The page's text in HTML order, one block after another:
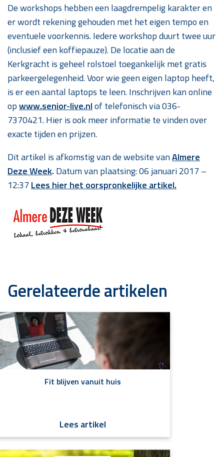
De workshops hebben een laagdrempelig karakter en
er wordt rekening gehouden met het eigen tempo en
eventuele voorkennis. Iedere workshop duurt twee uur
(inclusief een koffiepauze). De locatie aan de
Kerkgracht is geheel rolstoel toegankelijk met gratis
parkeergelegenheid. Voor wie geen eigen laptop heeft,
is er een aantal laptops te leen. Inschrijven kan online
opwww.senior-live.nlof telefonisch via 036-
7370421. Hier is ook meer informatie te vinden over
exacte tijden en prijzen.
Dit artikel is afkomstig van de website vanAlmere
Deze Week. Datum van plaatsing:06 januari 2017 –
12:37Lees hier het oorspronkelijke artikel.
Gerelateerde artikelen
Fit blijven vanuit huis
Lees artikel